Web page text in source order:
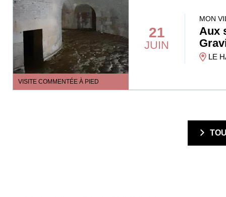
VISITE COMMENTÉE À PIED
21
JUIN
MON
Aux
LE